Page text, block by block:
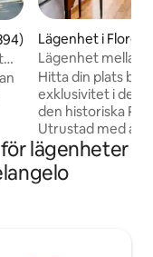
i genomsnittligt
Lägenhet i Florens
Lägenhet mellan
nära domkyrkan
Hitta din plats
exklusivitet i
den historiska
Utrustad med
fascinerar den
bevarar de
och en inredning
lägenheter